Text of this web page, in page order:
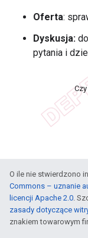
Oferta:
Dyskusja:
pytania i
O ile nie stwierdzono
Commons – uznanie
licencji Apache 2.0.
zasady dotyczące
znakiem towarowym